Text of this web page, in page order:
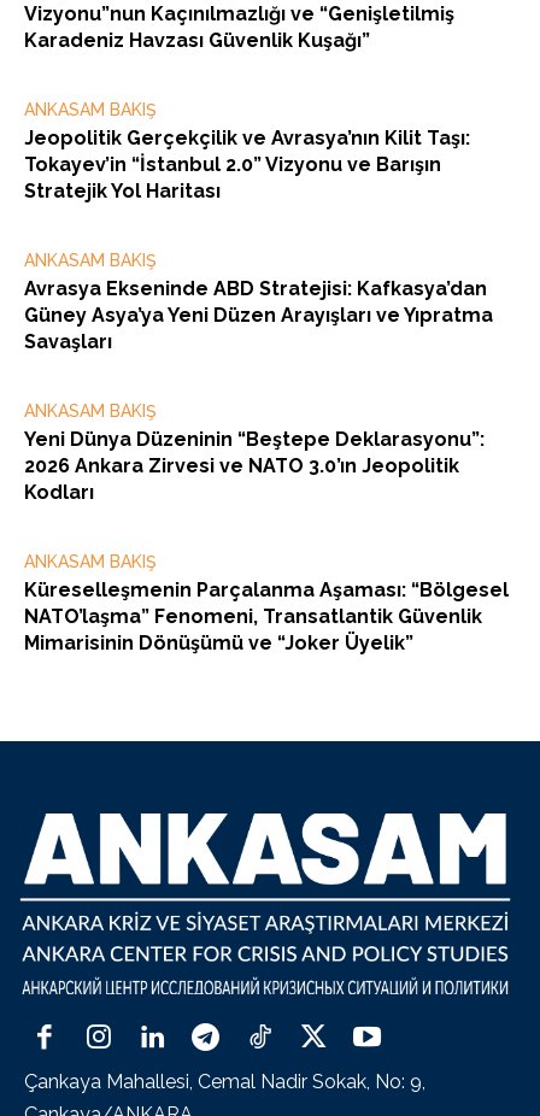
Vizyonu”nun Kaçınılmazlığı ve “Genişletilmiş
Karadeniz Havzası Güvenlik Kuşağı”
ANKASAM BAKIŞ
Jeopolitik Gerçekçilik ve Avrasya’nın Kilit Taşı:
Tokayev’in “İstanbul 2.0” Vizyonu ve Barışın
Stratejik Yol Haritası
ANKASAM BAKIŞ
Avrasya Ekseninde ABD Stratejisi: Kafkasya’dan
Güney Asya’ya Yeni Düzen Arayışları ve Yıpratma
Savaşları
ANKASAM BAKIŞ
Yeni Dünya Düzeninin “Beştepe Deklarasyonu”:
2026 Ankara Zirvesi ve NATO 3.0’ın Jeopolitik
Kodları
ANKASAM BAKIŞ
Küreselleşmenin Parçalanma Aşaması: “Bölgesel
NATO’laşma” Fenomeni, Transatlantik Güvenlik
Mimarisinin Dönüşümü ve “Joker Üyelik”
Çankaya Mahallesi, Cemal Nadir Sokak, No: 9,